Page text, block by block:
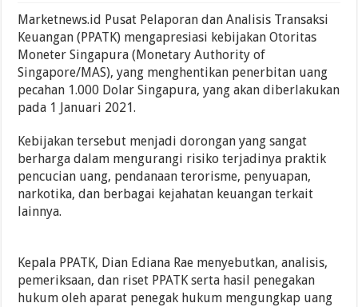
Marketnews.id Pusat Pelaporan dan Analisis Transaksi
Keuangan (PPATK) mengapresiasi kebijakan Otoritas
Moneter Singapura (Monetary Authority of
Singapore/MAS), yang menghentikan penerbitan uang
pecahan 1.000 Dolar Singapura, yang akan diberlakukan
pada 1 Januari 2021.
Kebijakan tersebut menjadi dorongan yang sangat
berharga dalam mengurangi risiko terjadinya praktik
pencucian uang, pendanaan terorisme, penyuapan,
narkotika, dan berbagai kejahatan keuangan terkait
lainnya.
Kepala PPATK, Dian Ediana Rae menyebutkan, analisis,
pemeriksaan, dan riset PPATK serta hasil penegakan
hukum oleh aparat penegak hukum mengungkap uang